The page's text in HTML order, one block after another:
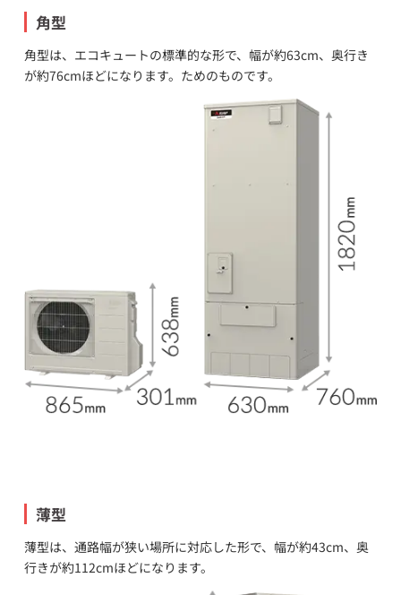
角型
角型は、エコキュートの標準的な形で、幅が約63cm、奥行き
が約76cmほどになります。ためのものです。
薄型
薄型は、通路幅が狭い場所に対応した形で、幅が約43cm、奥
行きが約112cmほどになります。